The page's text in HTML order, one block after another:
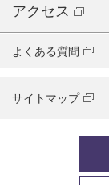
アクセス
よくある質問
サイトマップ